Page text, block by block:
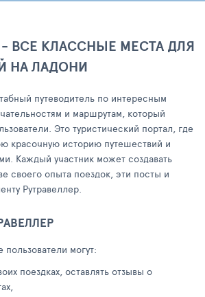
- ВСЕ КЛАССНЫЕ МЕСТА ДЛЯ
НА ЛАДОНИ
путеводитель по интересным
и маршрутам, который
Это туристический портал, где
красочную историю путешествий и
Каждый участник может создавать
своего опыта поездок, эти посты и
Рутравеллер.
могут:
поездках, оставлять отзывы о